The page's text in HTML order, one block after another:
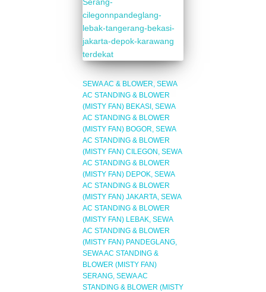
SEWA AC & BLOWER SEWA
AC STANDING & BLOWER
(MISTY FAN) BEKASI
SEWA
AC STANDING & BLOWER
(MISTY FAN) BOGOR SEWA
AC STANDING & BLOWER
(MISTY FAN) CILEGON SEWA
AC STANDING & BLOWER
(MISTY FAN) DEPOK SEWA
AC STANDING & BLOWER
(MISTY FAN) JAKARTA SEWA
AC STANDING & BLOWER
(MISTY FAN) LEBAK SEWA
AC STANDING & BLOWER
(MISTY FAN) PANDEGLANG
SEWA AC STANDING &
BLOWER (MISTY FAN)
SERANG SEWA AC
STANDING & BLOWER (MISTY